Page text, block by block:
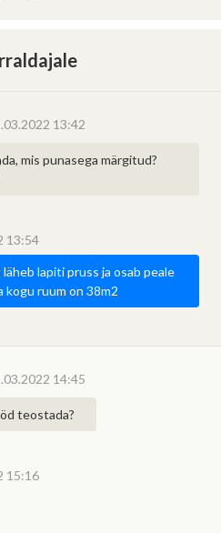
13:42
mis punasega märgitud?
13:54
läheb lapiti pruss ja osab peale
kogu ruum on 38m2
14:45
teostada?
15:16